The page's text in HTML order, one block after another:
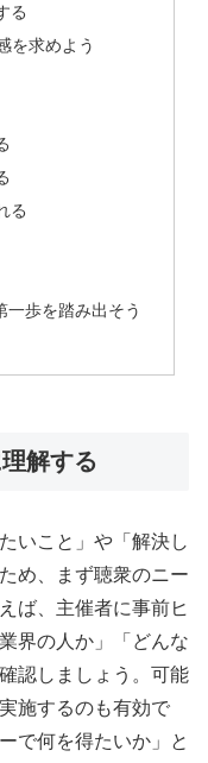
る
を求めよう
る
一歩を踏み出そう
解する
いこと」や「解決し
め、まず聴衆のニー
ば、主催者に事前ヒ
界の人か」「どんな
認しましょう。可能
施するのも有効で
で何を得たいか」
と